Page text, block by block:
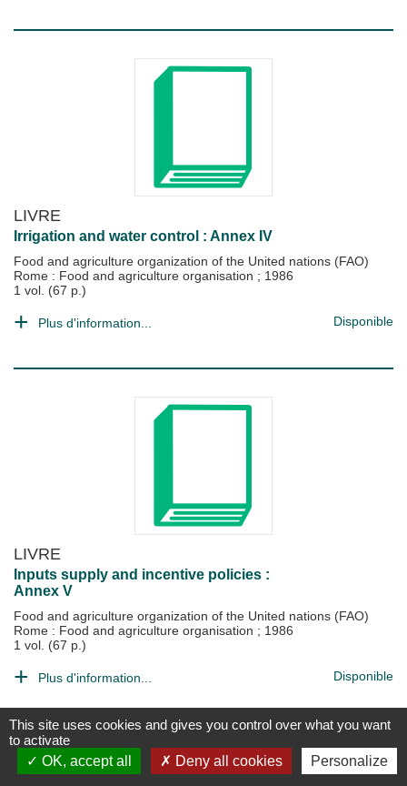
LIVRE
Irrigation and water control : Annex IV
Food and agriculture organization of the United nations (FAO)
Rome : Food and agriculture organisation ; 1986
1 vol. (67 p.)
Plus d'information... Disponible
LIVRE
Inputs supply and incentive policies :
Annex V
Food and agriculture organization of the United nations (FAO)
Rome : Food and agriculture organisation ; 1986
1 vol. (67 p.)
Plus d'information... Disponible
This site uses cookies and gives you control over what you want
to activate
OK, accept all
Deny all cookies Personalize